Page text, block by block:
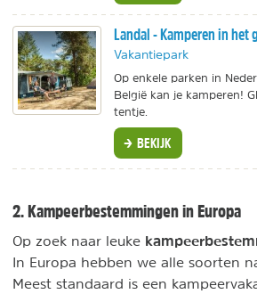
Landal - Kamperen in het
Vakantiepark
Op enkele parken in
België kan je kamperen!
tentje.
BEKIJK
2. Kampeerbestemmingen in Europa
Op zoek naar leuke
In Europa hebben we alle soorten
Meest standaard is een